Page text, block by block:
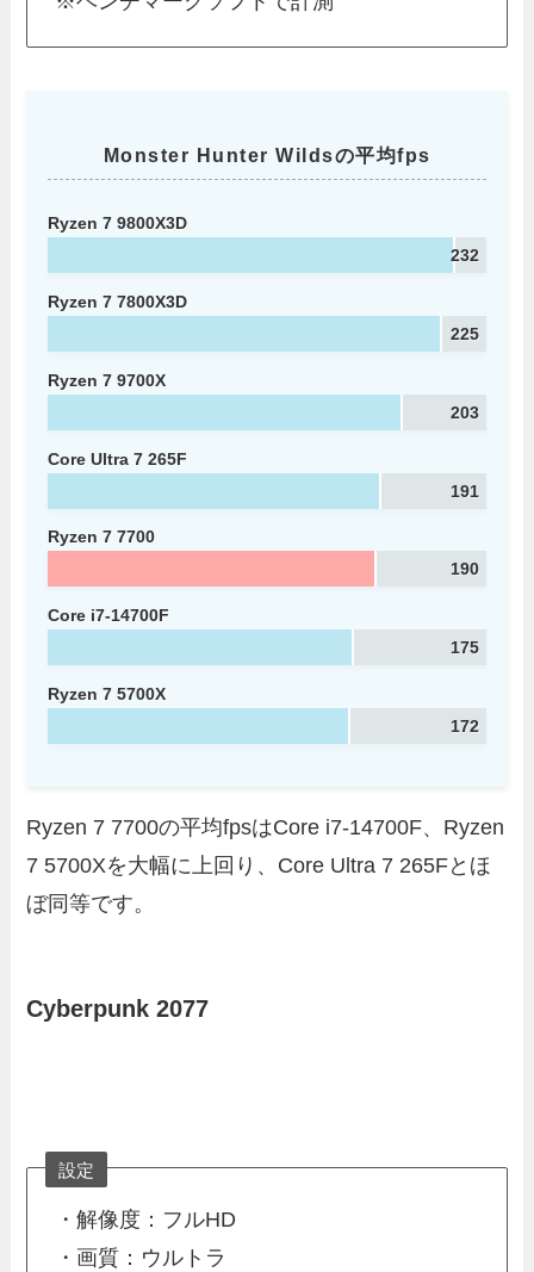
Monster Hunter Wildsの平均fps
Ryzen 7 9800X3D
232
Ryzen 7 7800X3D
225
Ryzen 7 9700X
203
Core Ultra 7 265F
191
Ryzen 7 7700
190
Core i7-14700F
175
Ryzen 7 5700X
172
Ryzen 7 7700の平均fpsはCore i7-14700F、Ryzen
7 5700Xを大幅に上回り、Core Ultra 7 265Fとほ
ぼ同等です。
Cyberpunk 2077
設定
・解像度：フルHD
・画質：ウルトラ